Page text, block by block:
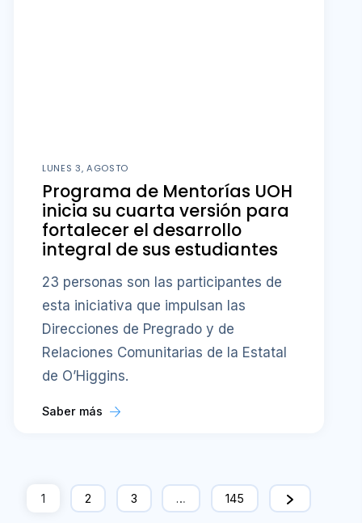
LUNES 3, AGOSTO
Programa de Mentorías UOH
inicia su cuarta versión para
fortalecer el desarrollo
integral de sus estudiantes
23 personas son las participantes de
esta iniciativa que impulsan las
Direcciones de Pregrado y de
Relaciones Comunitarias de la Estatal
de O’Higgins.
Saber más
1 2 3 … 145